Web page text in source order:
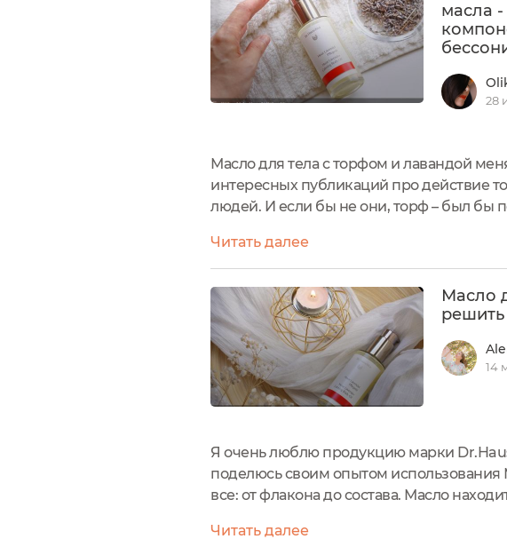
масла
28
Масло для тела с торфом и лавандой
интересных публикаций про действие
людей. И если бы не они, торф – был бы
просто за рамки косметического...
Читать далее
Масло
14
Я очень люблю продукцию марки
поделюсь своим опытом использования
все: от флакона до состава. Масло
легкий....
Читать далее